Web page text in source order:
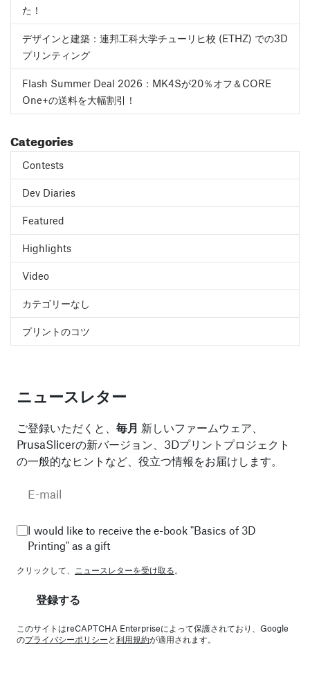
た！
デザインと建築：連邦工科大学チューリヒ校 (ETHZ) での3D
プリンティング
Flash Summer Deal 2026：MK4Sが20％オフ＆CORE
One+の送料を大幅割引！
Categories
Contests
Dev Diaries
Featured
Highlights
Video
カテゴリーなし
プリントのコツ
ニュースレター
ご登録いただくと、 毎月 新しいファームウェア、
PrusaSlicerの新バージョン、3Dプリントプロジェクト
の一般的なヒントなど、役立つ情報をお届けします。
I would like to receive the e-book "Basics of 3D
Printing" as a gift
クリックして、 ニュースレターを受け取る。
登録する
このサイトはreCAPTCHA Enterpriseによって保護されており、Google
のプライバシーポリシーと利用規約が適用されます。